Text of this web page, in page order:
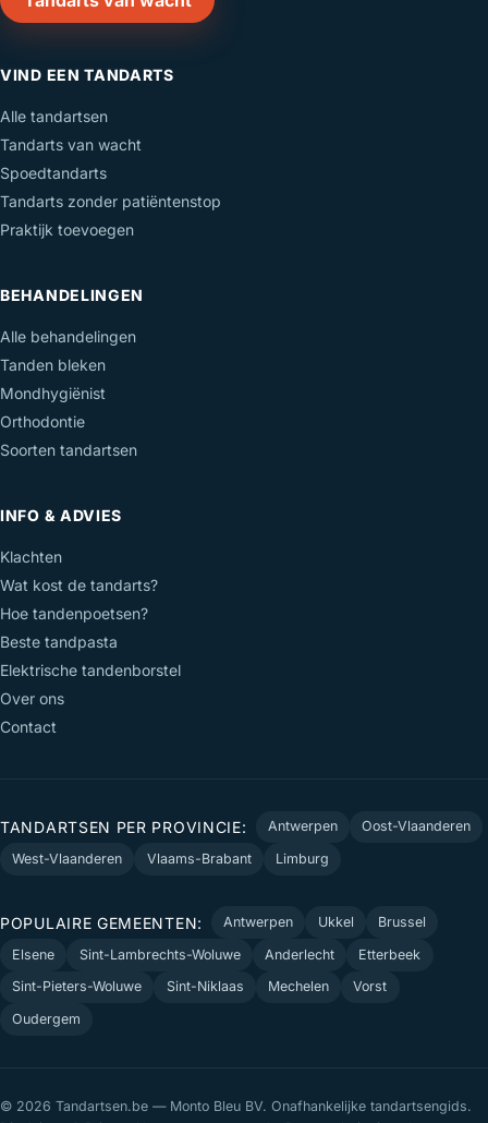
VIND EEN TANDARTS
Alle tandartsen
Tandarts van wacht
Spoedtandarts
Tandarts zonder patiëntenstop
Praktijk toevoegen
BEHANDELINGEN
Alle behandelingen
Tanden bleken
Mondhygiënist
Orthodontie
Soorten tandartsen
INFO & ADVIES
Klachten
Wat kost de tandarts?
Hoe tandenpoetsen?
Beste tandpasta
Elektrische tandenborstel
Over ons
Contact
TANDARTSEN PER PROVINCIE: Antwerpen
Oost-Vlaanderen
West-Vlaanderen
Vlaams-Brabant Limburg
POPULAIRE GEMEENTEN: Antwerpen Ukkel
Brussel
Elsene
Sint-Lambrechts-Woluwe Anderlecht
Etterbeek
Sint-Pieters-Woluwe
Sint-Niklaas Mechelen
Vorst
Oudergem
© 2026 Tandartsen.be — Monto Bleu BV. Onafhankelijke tandartsengids.